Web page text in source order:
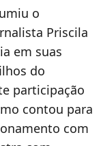
o
Priscila
em suas
do
participação
contou para
com